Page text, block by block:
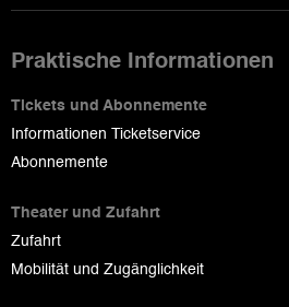
Praktische Informationen
Tickets und Abonnemente
Informationen Ticketservice
Abonnemente
Theater und Zufahrt
Zufahrt
Mobilität und Zugänglichkeit